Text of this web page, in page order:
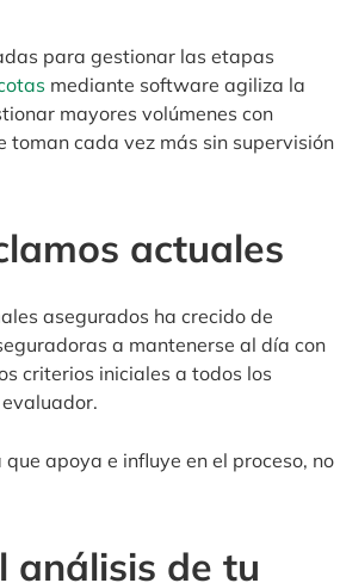
para gestionar las etapas
mediante software agiliza la
mayores volúmenes con
toman cada vez más sin supervisión
actuales
asegurados ha crecido de
a mantenerse al día con
criterios iniciales a todos los
apoya e influye en el proceso, no
análisis de tu